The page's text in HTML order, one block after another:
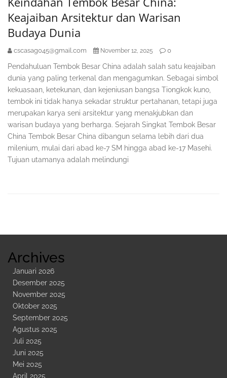
Keajaiban Arsitektur dan Warisan
Budaya Dunia
cscasag045@gmail.com November 12, 2025 0
Pendahuluan Tembok Besar China adalah salah satu keajaiban
dunia yang paling terkenal dan mengagumkan. Sebagai simbol
kekuasaan, ketekunan, dan kejeniusan bangsa Tiongkok kuno,
tembok ini tidak hanya sekadar struktur pertahanan, tetapi juga
merupakan karya seni arsitektur yang menakjubkan dan
warisan budaya yang berharga. Sejarah Singkat Tembok Besar
China Tembok Besar China dibangun selama lebih dari dua
milenium, mulai dari abad ke-7 SM hingga abad ke-17 Masehi.
Tujuan utamanya adalah melindungi
Archives
Januari 2026
Desember 2025
November 2025
Oktober 2025
September 2025
Agustus 2025
Juli 2025
Juni 2025
Mei 2025
April 2025